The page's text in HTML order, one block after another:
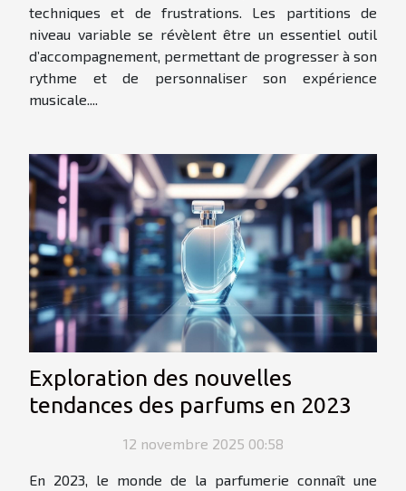
techniques et de frustrations. Les partitions de
niveau variable se révèlent être un essentiel outil
d’accompagnement, permettant de progresser à son
rythme et de personnaliser son expérience
musicale....
Exploration des nouvelles
tendances des parfums en 2023
12 novembre 2025 00:58
En 2023, le monde de la parfumerie connaît une